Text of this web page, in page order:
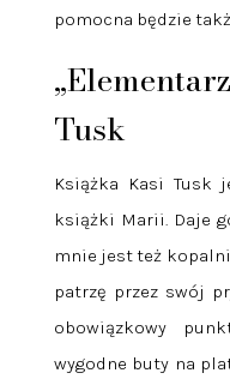
pomocna będzie
Tusk
Książka Kasi Tusk
książki Marii. Daje
mnie jest też
patrzę przez swój
obowiązkowy
wygodne buty na